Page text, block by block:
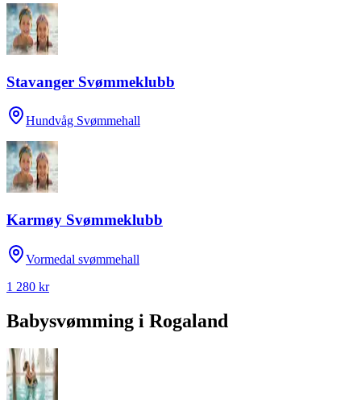
Stavanger Svømmeklubb
Hundvåg Svømmehall
Karmøy Svømmeklubb
Vormedal svømmehall
1 280 kr
Babysvømming i Rogaland